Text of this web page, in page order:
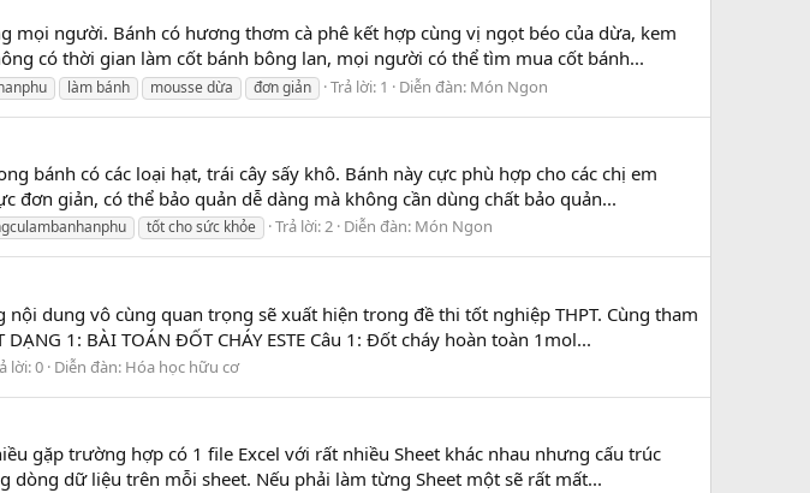
người. Bánh có hương thơm cà phê kết hợp cùng vị ngọt béo của dừa, kem
có thời gian làm cốt bánh bông lan, mọi người có thể tìm mua cốt bánh...
làm bánh mousse dừa đơn giản Trả lời: 1 Diễn đàn: Món Ngon
bánh có các loại hạt, trái cây sấy khô. Bánh này cực phù hợp cho các chị em
giản, có thể bảo quản dễ dàng mà không cần dùng chất bảo quản...
tốt cho sức khỏe Trả lời: 2 Diễn đàn: Món Ngon
dung vô cùng quan trọng sẽ xuất hiện trong đề thi tốt nghiệp THPT. Cùng tham
1: BÀI TOÁN ĐỐT CHÁY ESTE Câu 1: Đốt cháy hoàn toàn 1mol...
lời: 0 Diễn đàn: Hóa học hữu cơ
gặp trường hợp có 1 file Excel với rất nhiều Sheet khác nhau nhưng cấu trúc
dữ liệu trên mỗi sheet. Nếu phải làm từng Sheet một sẽ rất mất...